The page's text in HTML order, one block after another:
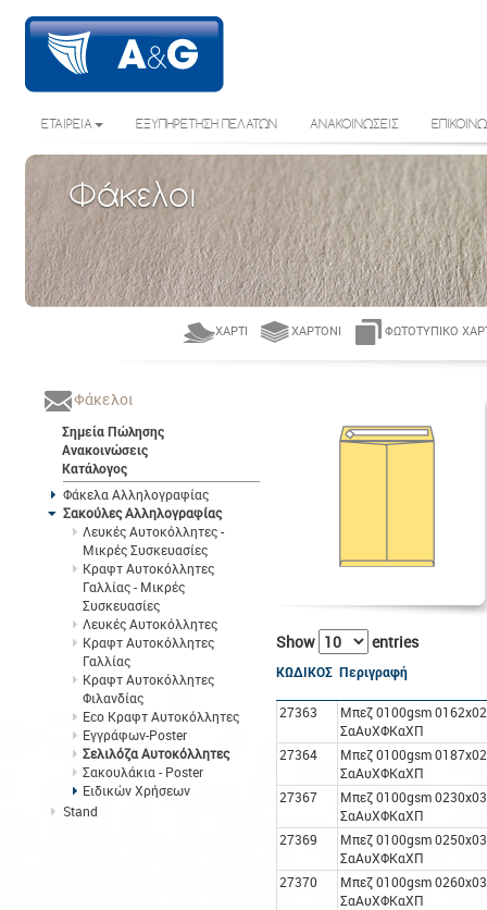
ΕΤΑΙΡΕΙΑ ΕΞΥΠΗΡΕΤΗΣΗ ΠΕΛΑΤΩΝ ΑΝΑΚΟΙΝΩΣΕΙΣ
Φάκελοι
ΧΑΡΤΊ ΧΑΡΤΌΝΙ ΦΩΤΟΤΥΠΙΚΌ
Φάκελοι
Σημεία Πώλησης
Ανακοινώσεις
Κατάλογος
Φάκελα Αλληλογραφίας
Σακούλες Αλληλογραφίας
Λευκές Αυτοκόλλητες -
Μικρές Συσκευασίες
Κραφτ Αυτοκόλλητες
Γαλλίας - Μικρές
Συσκευασίες
Λευκές Αυτοκόλλητες
Κραφτ Αυτοκόλλητες
Γαλλίας
Κραφτ Αυτοκόλλητες
Φιλανδίας
Eco Κραφτ Αυτοκόλλητες
Εγγράφων-Poster
Σελιλόζα Αυτοκόλλητες
Σακουλάκια - Poster
Ειδικών Χρήσεων
Stand
Show entries
ΚΩΔΙΚΟΣ Περιγραφή
27363
Μπεζ 0100gsm
ΣαΑυΧΦΚαΧΠ
27364
Μπεζ 0100gsm
ΣαΑυΧΦΚαΧΠ
27367
Μπεζ 0100gsm
ΣαΑυΧΦΚαΧΠ
27369
Μπεζ 0100gsm
ΣαΑυΧΦΚαΧΠ
27370
Μπεζ 0100gsm
ΣαΑυΧΦΚαΧΠ